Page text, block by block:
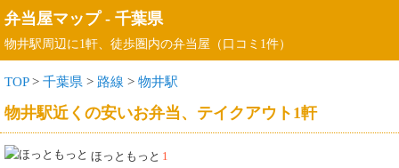
弁当屋マップ- 千葉県
物井駅周辺に1軒、徒歩圏内の弁当屋（口コミ1件）
TOP> 千葉県 > 路線 > 物井駅
物井駅近くの安いお弁当、テイクアウト1軒
ほっともっと 1